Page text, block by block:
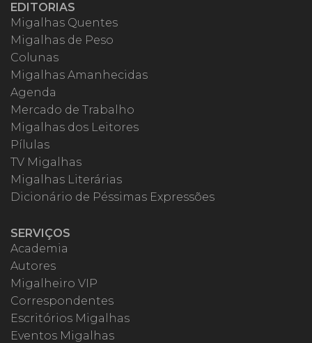
EDITORIAS
Migalhas Quentes
Migalhas de Peso
Colunas
Migalhas Amanhecidas
Agenda
Mercado de Trabalho
Migalhas dos Leitores
Pílulas
TV Migalhas
Migalhas Literárias
Dicionário de Péssimas Expressões
SERVIÇOS
Academia
Autores
Migalheiro VIP
Correspondentes
Escritórios Migalhas
Eventos Migalhas